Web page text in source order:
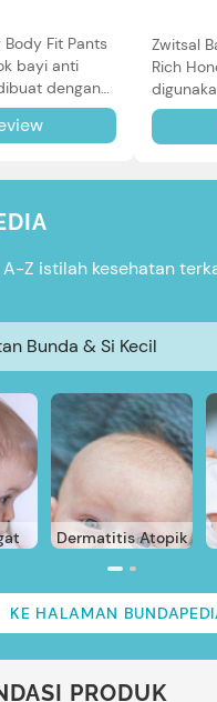
Fit Pants
bayi anti
dengan
Through
Zwitsal
Rich
baru
sensitif
Z istilah kesehatan
Bunda & Si Kecil
Dermatitis Atopik
KE HALAMAN
PRODUK